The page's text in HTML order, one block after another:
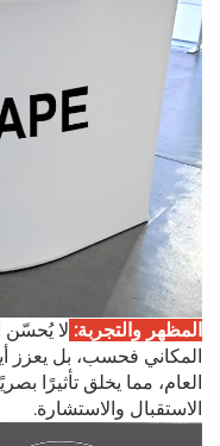
المظهر والتجربة:لا يُحسّن
المكاني فحسب، بل يعزز
العام، مما يخلق تأثيرًا
الاستقبال والاستشارة.